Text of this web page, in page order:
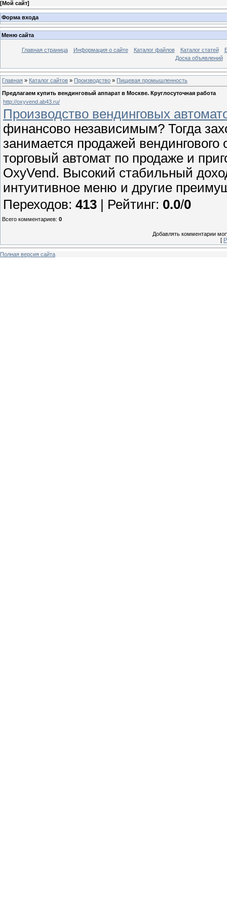
[Мой сайт]
Форма входа
Меню сайта
Главная страница Информация о сайте Каталог файлов Каталог статей
Доска объявлений
Главная » Каталог сайтов » Производство » Пищевая промышленность
Предлагаем купить вендинговый аппарат в Москве. Круглосуточная работа
http://oxyvend.ab43.ru/
Производство вендинговых
финансово независимым? Тогда
занимается продажей
торговый автомат по продаже и
OxyVend. Высокий стабильный
интуитивное меню и другие
Переходов: 413 | Рейтинг: 0.0/0
Всего комментариев: 0
Добавлять комментарии
[
Полная версия сайта